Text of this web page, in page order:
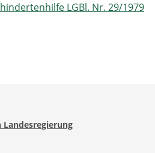
LGBl. Nr. 29/1979